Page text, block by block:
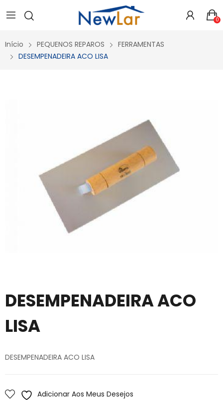
Secure crypto portfolio manager for desktops and mobile -
Visit Ledger Live
- easily manage, stake, and track assets. 0
Início PEQUENOS REPAROS
FERRAMENTAS
DESEMPENADEIRA ACO LISA
DESEMPENADEIRA ACO
LISA
DESEMPENADEIRA ACO LISA
Adicionar Aos Meus Desejos